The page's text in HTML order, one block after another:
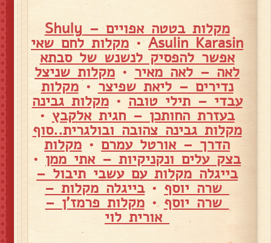
מקלות בטטה אפויים – Shuly
Asulin Karasin
• מקלות לחם שאי
אפשר להפסיק לנשנש של סבתא
לאה – לאה מאיר • מקלות שניצל
נדירים – ליאת שפיצר •מקלות
עבדי – תילי טובה •מקלות גבינה
בעזרת החותכן – חגית אלקבץ •
מקלות גבינה צהובה ובולגרית..סוף
הדרך – אורטל עמרם • מקלות
בצק עלים ונקניקיות – אתי ממן •
בייגלה מקלות עם עשבי תיבול –
שרה יוסף •בייגלה מקלות –
שרה יוסף •מקלות פרמז'ן –
אורית לוי